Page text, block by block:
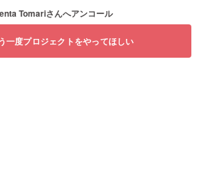
Tomariさんへアンコール
一度プロジェクトをやってほしい